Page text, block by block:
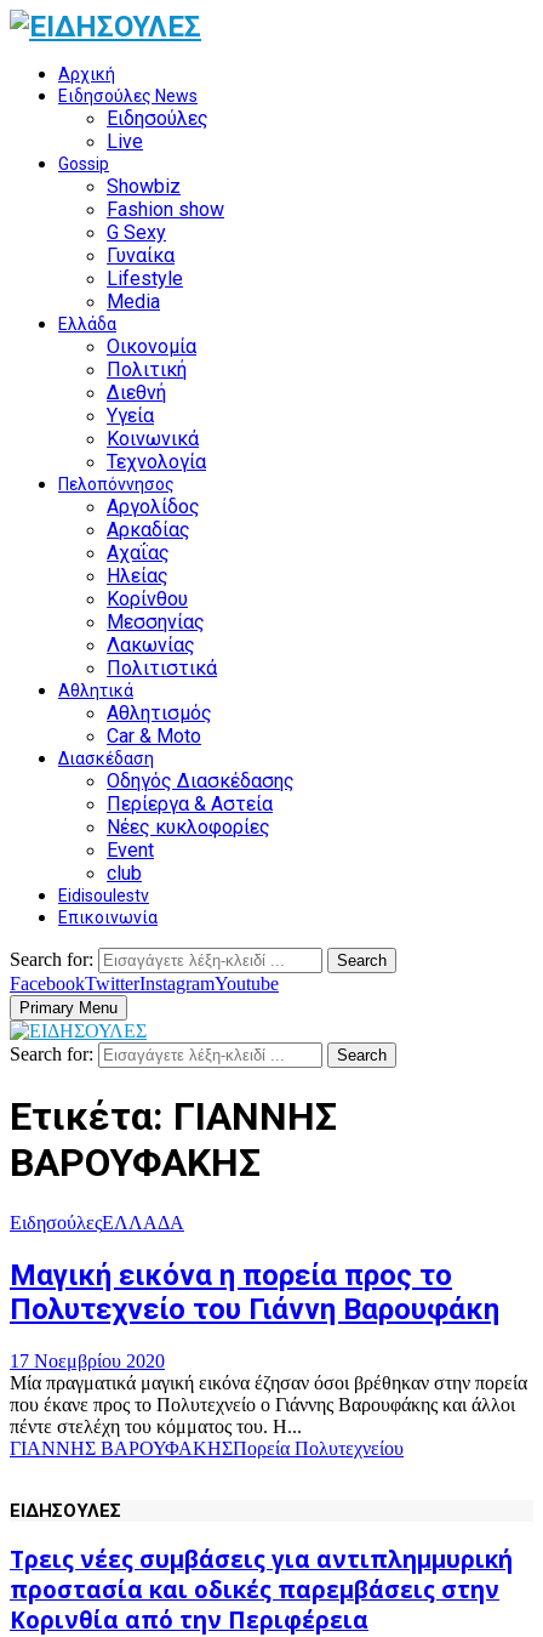
Αρχική
Ειδησούλες News
Ειδησούλες
Live
Gossip
Showbiz
Fashion show
G Sexy
Γυναίκα
Lifestyle
Media
Ελλάδα
Οικονομία
Πολιτική
Διεθνή
Υγεία
Κοινωνικά
Τεχνολογία
Πελοπόννησος
Αργολίδος
Αρκαδίας
Αχαΐας
Ηλείας
Κορίνθου
Μεσσηνίας
Λακωνίας
Πολιτιστικά
Αθλητικά
Αθλητισμός
Car & Moto
Διασκέδαση
Οδηγός Διασκέδασης
Περίεργα & Αστεία
Νέες κυκλοφορίες
Event
club
Eidisoulestv
Επικοινωνία
Search for: Search
FacebookTwitterInstagramYoutube
Primary Menu
Search for: Search
Ετικέτα: ΓΙΑΝΝΗΣ
ΒΑΡΟΥΦΑΚΗΣ
ΕιδησούλεςΕΛΛΑΔΑ
Μαγική εικόνα η πορεία προς το
Πολυτεχνείο του Γιάννη Βαρουφάκη
17 Νοεμβρίου 2020
Μία πραγματικά μαγική εικόνα έζησαν όσοι βρέθηκαν στην πορεία
που έκανε προς το Πολυτεχνείο ο Γιάννης Βαρουφάκης και άλλοι
πέντε στελέχη του κόμματος του. Η...
ΓΙΑΝΝΗΣ ΒΑΡΟΥΦΑΚΗΣΠορεία Πολυτεχνείου
ΕΙΔΗΣΟΥΛΕΣ
Τρεις νέες συμβάσεις για αντιπλημμυρική
προστασία και οδικές παρεμβάσεις στην
Κορινθία από την Περιφέρεια